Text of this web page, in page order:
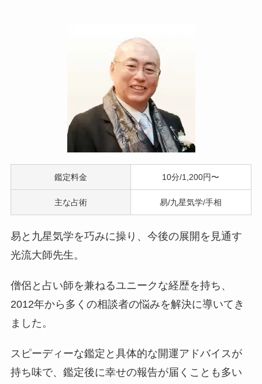
鑑定料金 10分/1,200円〜
主な占術 易/九星気学/手相
易と九星気学を巧みに操り、今後の展開を見通す
光流大師先生。
僧侶と占い師を兼ねるユニークな経歴を持ち、
2012年から多くの相談者の悩みを解決に導いてき
ました。
スピーディーな鑑定と具体的な開運アドバイスが
持ち味で、鑑定後に幸せの報告が届くことも多い